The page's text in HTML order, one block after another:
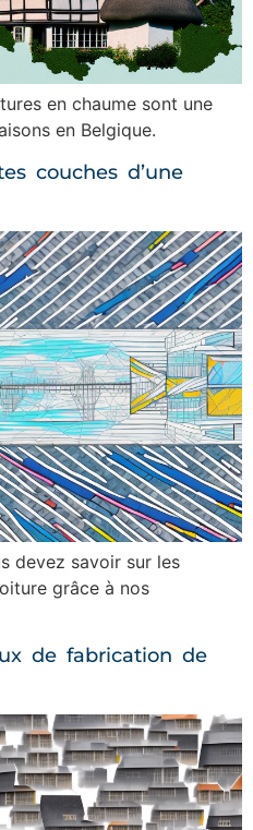
en chaume sont une
en Belgique.
couches d’une
devez savoir sur les
grâce à nos
de fabrication de